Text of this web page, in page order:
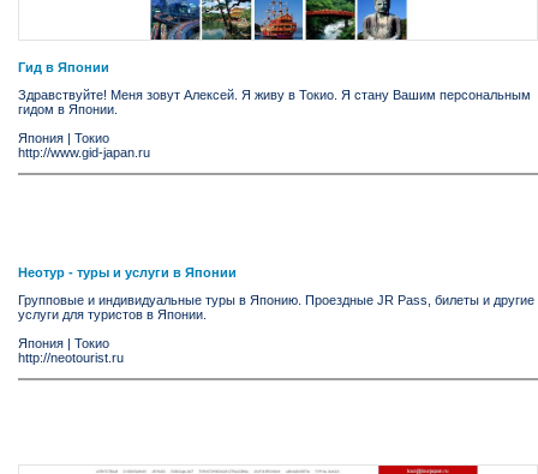
Гид в Японии
Здравствуйте! Меня зовут Алексей. Я живу в Токио. Я стану Вашим персональным
гидом в Японии.
Япония | Токио
http://www.gid-japan.ru
Неотур - туры и услуги в Японии
Групповые и индивидуальные туры в Японию. Проездные JR Pass, билеты и другие
услуги для туристов в Японии.
Япония | Токио
http://neotourist.ru